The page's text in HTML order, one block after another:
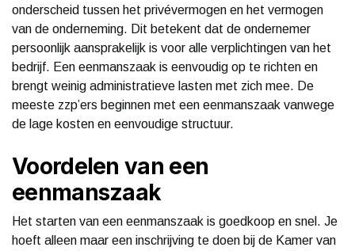
onderscheid tussen het privévermogen en het vermogen
van de onderneming. Dit betekent dat de ondernemer
persoonlijk aansprakelijk is voor alle verplichtingen van het
bedrijf. Een eenmanszaak is eenvoudig op te richten en
brengt weinig administratieve lasten met zich mee. De
meeste zzp’ers beginnen met een eenmanszaak vanwege
de lage kosten en eenvoudige structuur.
Voordelen van een
eenmanszaak
Het starten van een eenmanszaak is goedkoop en snel. Je
hoeft alleen maar een inschrijving te doen bij de Kamer van